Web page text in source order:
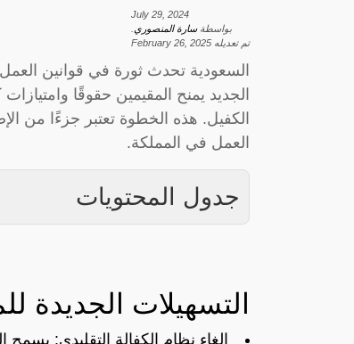
July 29, 2024
بواسطةسارة المنصوري
تم تعديله February 26, 2025
السعودية تحدث ثورة في قوانين العمل
الجديد يمنح المقيمين حقوقًا
الكفيل. هذه الخطوة تعتبر جزءًا من
العمل في المملكة.
جدول المحتويات
التسهيلات الجديدة
إلغاء نظام الكفالة التقليدي: